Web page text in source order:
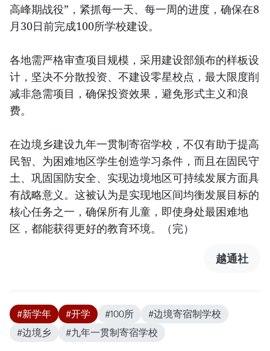
高峰期战役”，紧抓每一天、每一周的进度，确保在8
月30日前完成100所学校建设。
各地需严格审查项目规模，采用建设部颁布的样板设
计，坚决不分散投资、不建设零星校点，最大限度削
减非急需项目，确保投资效果，避免形式主义和浪
费。
在边境乡建设九年一贯制寄宿学校，不仅有助于提高
民智、为困难地区学生创造学习条件，而且在固民守
土、巩固国防安全、实现边境地区可持续发展方面具
有战略意义。这被认为是实现地区间均衡发展目标的
核心任务之一，确保所有儿童，即使身处最困难地
区，都能获得更好的教育环境。（完）
越通社
#新学年 #开学 #100所
#边境寄宿制学校
#边境乡
#九年一贯制寄宿学校